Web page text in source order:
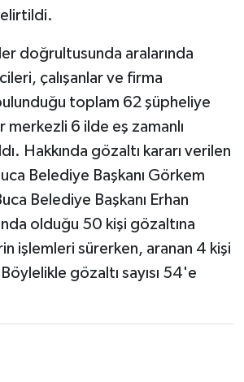
doğrultusunda aralarında
çalışanlar ve firma
toplam 62 şüpheliye
merkezli 6 ilde eş zamanlı
Hakkında gözaltı kararı verilen
Belediye Başkanı Görkem
Belediye Başkanı Erhan
olduğu 50 kişi gözaltına
işlemleri sürerken, aranan 4 kişi
gözaltı sayısı 54'e